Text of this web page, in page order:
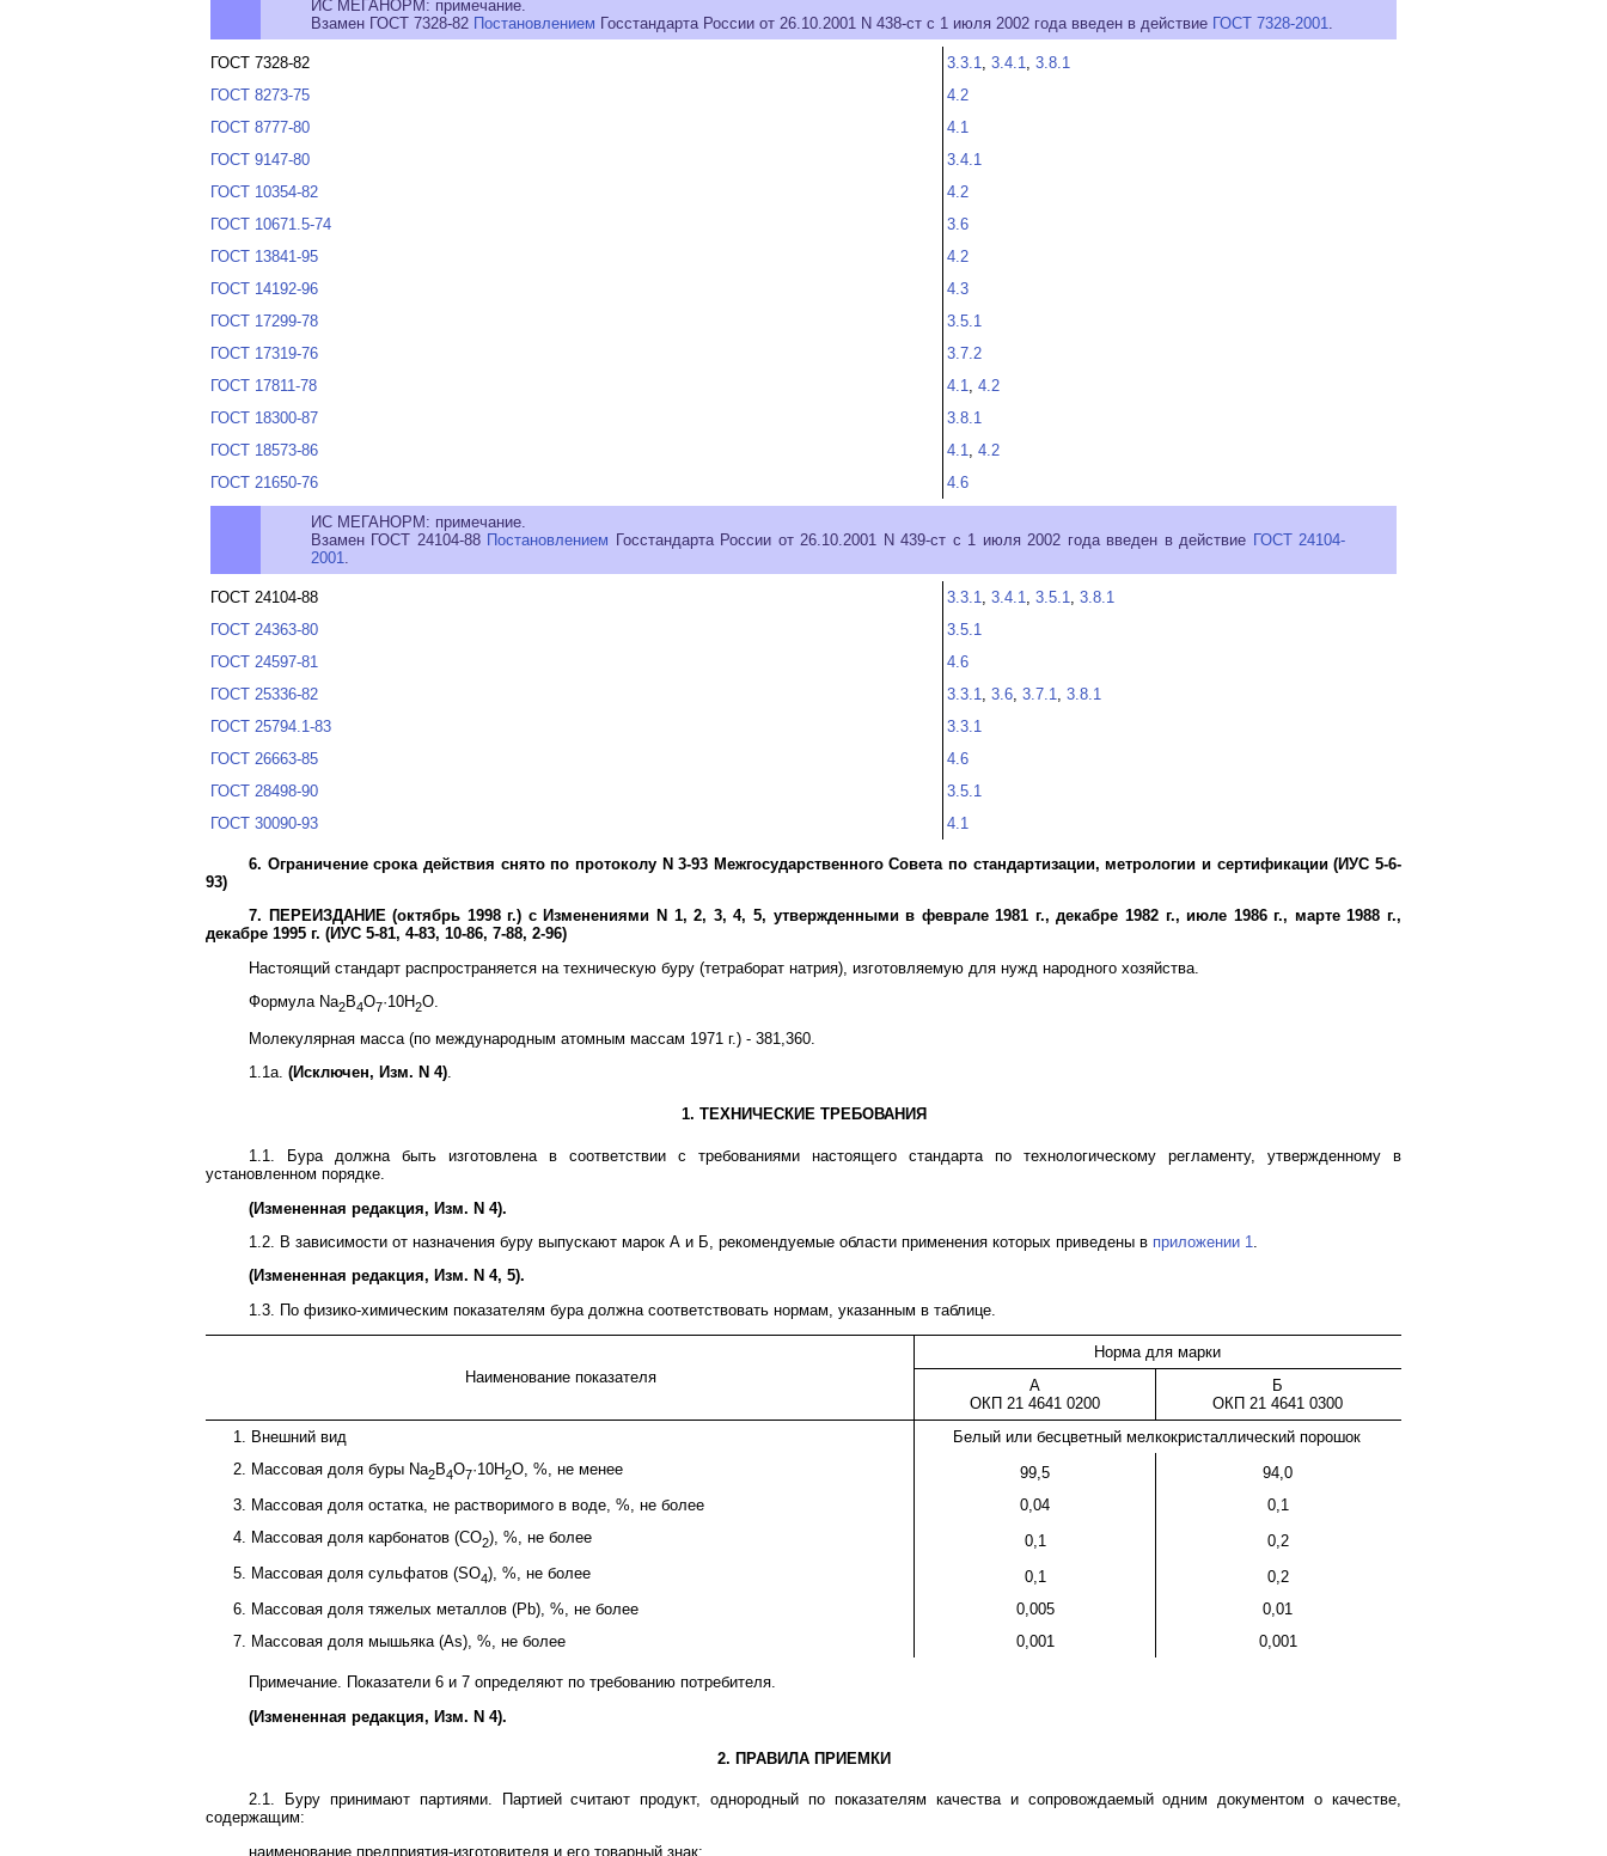
ИС МЕГАНОРМ: примечание.
Взамен ГОСТ 7328-82 Постановлением Госстандарта России от 26.10.2001 N 438-ст с 1 июля 2002 года введен в действие ГОСТ 7328-2001
ГОСТ 7328-82 3.3.1 3.4.1
3.8.1
ГОСТ 8273-75
4.2
ГОСТ 8777-80
4.1
ГОСТ 9147-80
3.4.1
ГОСТ 10354-82
4.2
ГОСТ 10671.5-74
3.6
ГОСТ 13841-95
4.2
ГОСТ 14192-96
4.3
ГОСТ 17299-78
3.5.1
ГОСТ 17319-76
3.7.2
ГОСТ 17811-78
4.1
4.2
ГОСТ 18300-87
3.8.1
ГОСТ 18573-86
4.1
4.2
ГОСТ 21650-76
4.6
ИС МЕГАНОРМ: примечание.
Взамен ГОСТ 24104-88 Постановлением Госстандарта России от 26.10.2001 N 439-ст с 1 июля 2002 года введен в действие ГОСТ 24104-
2001
ГОСТ 24104-88 3.3.1 3.4.1 3.5.1
3.8.1
ГОСТ 24363-80
3.5.1
ГОСТ 24597-81
4.6
ГОСТ 25336-82
3.3.1 3.6, 3.7.1
3.8.1
ГОСТ 25794.1-83
3.3.1
ГОСТ 26663-85
4.6
ГОСТ 28498-90
3.5.1
ГОСТ 30090-93
4.1
6. Ограничение срока действия снято по протоколу N 3-93 Межгосударственного Совета по стандартизации, метрологии и сертификации (ИУС 5-6-
93)
7. ПЕРЕИЗДАНИЕ (октябрь 1998 г.) с Изменениями N 1, 2, 3, 4, 5, утвержденными в феврале 1981 г., декабре 1982 г., июле 1986 г., марте 1988 г.,
декабре 1995 г. (ИУС 5-81, 4-83, 10-86, 7-88, 2-96)
Настоящий стандарт распространяется на техническую буру (тетраборат натрия), изготовляемую для нужд народного хозяйства.
Формула Na2B4O7·10H2O.
Молекулярная масса (по международным атомным массам 1971 г.) - 381,360.
1.1а. (Исключен, Изм. N 4).
1. ТЕХНИЧЕСКИЕ ТРЕБОВАНИЯ
1.1. Бура должна быть изготовлена в соответствии с требованиями настоящего стандарта по технологическому регламенту, утвержденному в
установленном порядке.
(Измененная редакция, Изм. N 4).
1.2. В зависимости от назначения буру выпускают марок А и Б, рекомендуемые области применения которых приведены в приложении 1
(Измененная редакция, Изм. N 4, 5).
1.3. По физико-химическим показателям бура должна соответствовать нормам, указанным в таблице.
Наименование показателя
Норма для марки
А
ОКП 21 4641 0200
Б
ОКП 21 4641 0300
1. Внешний вид
Белый или бесцветный мелкокристаллический порошок
2. Массовая доля буры Na2B4O7·10H2O, %, не менее 99,5
94,0
3. Массовая доля остатка, не растворимого в воде, %, не более
0,04
0,1
4. Массовая доля карбонатов (CO2), %, не более 0,1
0,2
5. Массовая доля сульфатов (SO4), %, не более 0,1
0,2
6. Массовая доля тяжелых металлов (Pb), %, не более
0,005
0,01
7. Массовая доля мышьяка (As), %, не более
0,001 0,001
Примечание. Показатели 6 и 7 определяют по требованию потребителя.
(Измененная редакция, Изм. N 4).
2. ПРАВИЛА ПРИЕМКИ
2.1. Буру принимают партиями. Партией считают продукт, однородный по показателям качества и сопровождаемый одним документом о качестве,
содержащим:
наименование предприятия-изготовителя и его товарный знак;